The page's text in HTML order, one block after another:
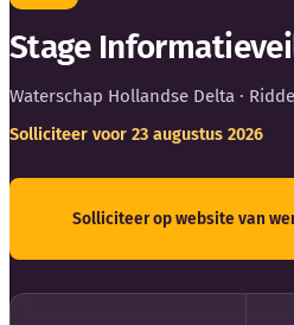
Blog
Bedrijfsupdates
Woordenboek
Auteurs
Stage
Waterschap Hollandse Delta ·
Solliciteer voor 23 augustus 2026
Solliciteer op website van